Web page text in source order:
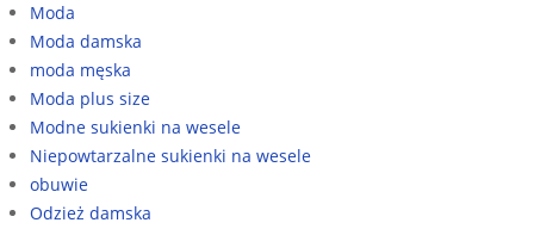
Moda
Moda damska
moda męska
Moda plus size
Modne sukienki na wesele
Niepowtarzalne sukienki na wesele
obuwie
Odzież damska